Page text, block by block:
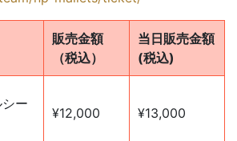
販売金額
（税込）
当日販売金額
(税込)
ー
¥12,000 ¥13,000